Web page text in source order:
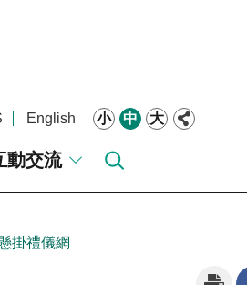
English 小 中 大
動交流
掛禮儀網